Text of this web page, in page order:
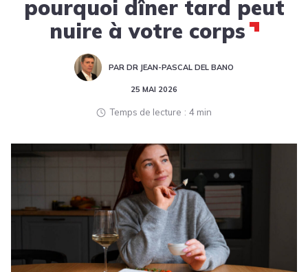
pourquoi dîner tard peut
nuire à votre corps
PAR DR JEAN-PASCAL DEL BANO
25 MAI 2026
Temps de lecture 4 min